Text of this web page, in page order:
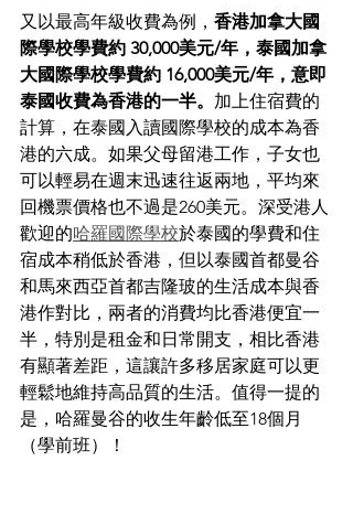
又以最高年級收費為例， 香港加拿大國
際學校學費約 30,000美元/年，泰國加拿
大國際學校學費約 16,000美元/年，意即
泰國收費為香港的一半。 加上住宿費的
計算，在泰國入讀國際學校的成本為香
港的六成。如果父母留港工作，子女也
可以輕易在週末迅速往返兩地，平均來
回機票價格也不過是260美元。深受港人
歡迎的哈羅國際學校於泰國的學費和住
宿成本稍低於香港，但以泰國首都曼谷
和馬來西亞首都吉隆玻的生活成本與香
港作對比，兩者的消費均比香港便宜一
半，特別是租金和日常開支，相比香港
有顯著差距，這讓許多移居家庭可以更
輕鬆地維持高品質的生活。值得一提的
是，哈羅曼谷的收生年齡低至18個月
（學前班）！